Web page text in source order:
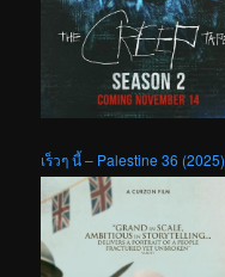
เร็วๆ นี้ – Palestine 36 (2025)